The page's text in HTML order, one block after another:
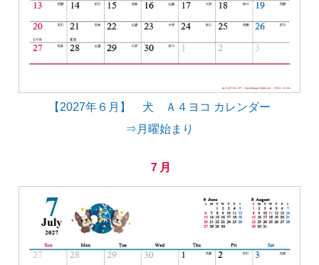
【2027年６月】 犬 Ａ４ヨコ カレンダー
⇒月曜始まり
７月